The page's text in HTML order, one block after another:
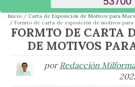
Inicio
Carta de Exposición de Motivos para
Formto de carta de exposición de motivos para
FORMTO DE CARTA
DE MOTIVOS
porRedacción